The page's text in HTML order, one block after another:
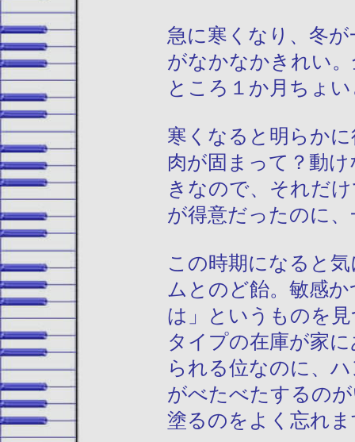
急に寒くなり、冬
がなかなかきれい
ところ１か月ちょ
寒くなると明らか
肉が固まって？動
きなので、それだ
が得意だったのに
この時期になると
ムとのど飴。敏感
は」というものを
タイプの在庫が家
られる位なのに、
がべたべたするの
塗るのをよく忘れ